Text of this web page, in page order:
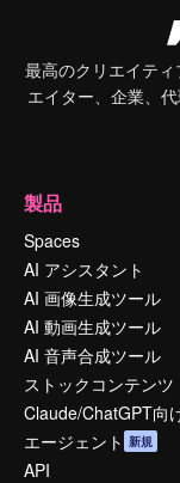
最高のクリエイテ
エイター、企業、
製品
Spaces
AI アシスタント
AI 画像生成ツール
AI 動画生成ツール
AI 音声合成ツール
ストックコンテンツ
Claude/ChatGPT向
エージェント 新規
API